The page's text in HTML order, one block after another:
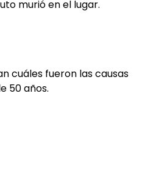
murió en el lugar.
cuáles fueron las causas
50 años.